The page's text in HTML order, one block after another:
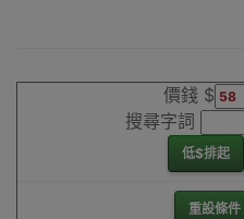
價錢 $
搜尋字詞
低$排起
重設條件